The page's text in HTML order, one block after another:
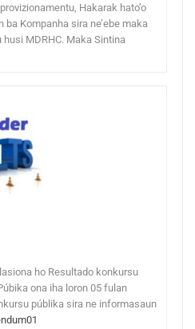
Hakarak hato’o
Kompanha sira ne’ebe maka
MDRHC. Maka Sintina
ho Resultado konkursu
ona iha loron 05 fulan
públika sira ne informasaun